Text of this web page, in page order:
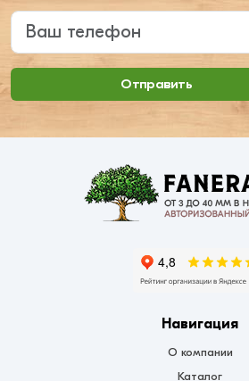
Ваш телефон
Отправить
Навигация
О компании
Каталог